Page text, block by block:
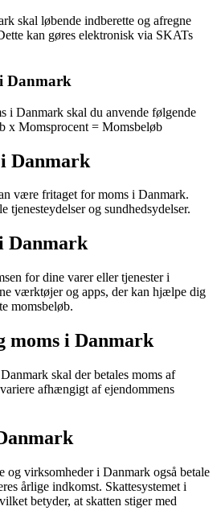
skal løbende indberette og afregne
kan gøres elektronisk via SKATs
Danmark
i Danmark skal du anvende følgende
x Momsprocent = Momsbeløb
Danmark
være fritaget for moms i Danmark.
tjenesteydelser og sundhedsydelser.
Danmark
for dine varer eller tjenester i
værktøjer og apps, der kan hjælpe dig
momsbeløb.
moms i Danmark
skal der betales moms af
afhængigt af ejendommens
og virksomheder i Danmark også betale
årlige indkomst. Skattesystemet i
betyder, at skatten stiger med